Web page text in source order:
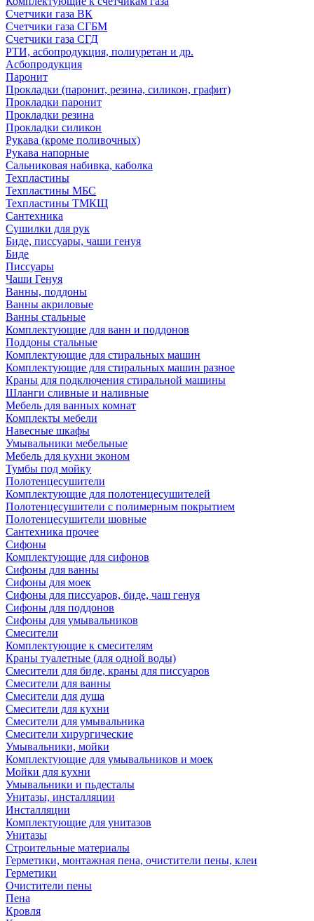
Счетчики газа ВК
Счетчики газа СГБМ
Счетчики газа СГД
РТИ, асбопродукция, полиуретан и др.
Асбопродукция
Паронит
Прокладки (паронит, резина, силикон, графит)
Прокладки паронит
Прокладки резина
Прокладки силикон
Рукава (кроме поливочных)
Рукава напорные
Сальниковая набивка, каболка
Техпластины
Техпластины МБС
Техпластины ТМКЩ
Сантехника
Сушилки для рук
Биде, писсуары, чаши генуя
Биде
Писсуары
Чаши Генуя
Ванны, поддоны
Ванны акриловые
Ванны стальные
Комплектующие для ванн и поддонов
Поддоны стальные
Комплектующие для стиральных машин
Комплектующие для стиральных машин разное
Краны для подключения стиральной машины
Шланги сливные и наливные
Мебель для ванных комнат
Комплекты мебели
Навесные шкафы
Умывальники мебельные
Мебель для кухни эконом
Тумбы под мойку
Полотенцесушители
Комплектующие для полотенцесушителей
Полотенцесушители с полимерным покрытием
Полотенцесушители шовные
Сантехника прочее
Сифоны
Комплектующие для сифонов
Сифоны для ванны
Сифоны для моек
Сифоны для писсуаров, биде, чаш генуя
Сифоны для поддонов
Сифоны для умывальников
Смесители
Комплектующие к смесителям
Краны туалетные (для одной воды)
Смесители для биде, краны для писсуаров
Смесители для ванны
Смесители для душа
Смесители для кухни
Смесители для умывальника
Смесители хирургические
Умывальники, мойки
Комплектующие для умывальников и моек
Мойки для кухни
Умывальники и пьдесталы
Унитазы, инсталляции
Инсталляции
Комплектующие для унитазов
Унитазы
Строительные материалы
Герметики, монтажная пена, очистители пены, клеи
Герметики
Очистители пены
Пена
Кровля